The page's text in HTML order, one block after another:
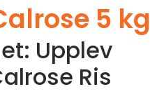
5 kg
Upplev
Ris